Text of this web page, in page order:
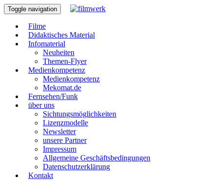
Toggle navigation
Filme
Didaktisches Material
Infomaterial
Neuheiten
Themen-Flyer
Medienkompetenz
Medienkompetenz
Mekomat.de
Fernsehen/Funk
über uns
Sichtungsmöglichkeiten
Lizenzmodelle
Newsletter
unsere Partner
Impressum
Allgemeine Geschäftsbedingungen
Datenschutzerklärung
Kontakt